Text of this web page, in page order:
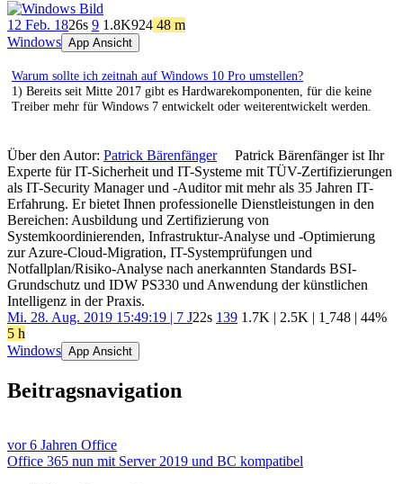
12 Feb. 1826s 9 1.8K924 48 m
Windows App Ansicht
Warum sollte ich zeitnah auf Windows 10 Pro umstellen?
1) Bereits seit Mitte 2017 gibt es Hardwarekomponenten, für die keine
Treiber mehr für Windows 7 entwickelt oder weiterentwickelt werden.
Über den Autor: Patrick Bärenfänger
Patrick Bärenfänger ist Ihr
Experte für IT-Sicherheit und IT-Systeme mit TÜV-Zertifizierungen
als IT-Security Manager und -Auditor mit mehr als 35 Jahren IT-
Erfahrung. Er bietet Ihnen professionelle Dienstleistungen in den
Bereichen: Ausbildung und Zertifizierung von
Systemkoordinierenden, Infrastruktur-Analyse und -Optimierung
zur Azure-Cloud-Migration, IT-Systemprüfungen und
Notfallplan/Risiko-Analyse nach anerkannten Standards BSI-
Grundschutz und IDW PS330 und Anwendung der künstlichen
Intelligenz in der Praxis.
Mi. 28. Aug. 2019 15:49:19 | 7 J22s 139 1.7K | 2.5K | 1 748 | 44%
5 h
Windows App Ansicht
Beitragsnavigation
vor 6 Jahren Office
Office 365 nun mit Server 2019 und BC kompatibel